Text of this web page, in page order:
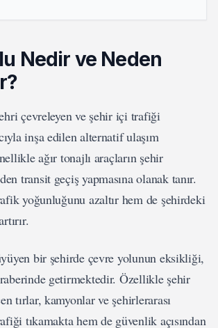
Nedir ve Neden
çevreleyen ve şehir içi trafiği
inşa edilen alternatif ulaşım
ağır tonajlı araçların şehir
transit geçiş yapmasına olanak tanır.
yoğunluğunu azaltır hem de şehirdeki
bir şehirde çevre yolunun eksikliği,
getirmektedir. Özellikle şehir
tırlar, kamyonlar ve şehirlerarası
tıkamakta hem de güvenlik açısından